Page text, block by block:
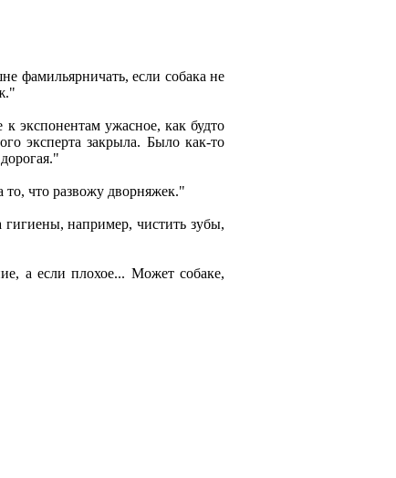
фамильярничать, если собака не
экспонентам ужасное, как будто
эксперта закрыла. Было как-то
что развожу дворняжек."
например, чистить зубы,
а если плохое... Может собаке,